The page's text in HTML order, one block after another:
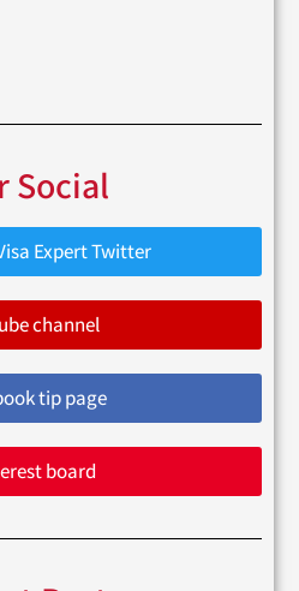
Social
Expert Twitter
channel
tip page
board